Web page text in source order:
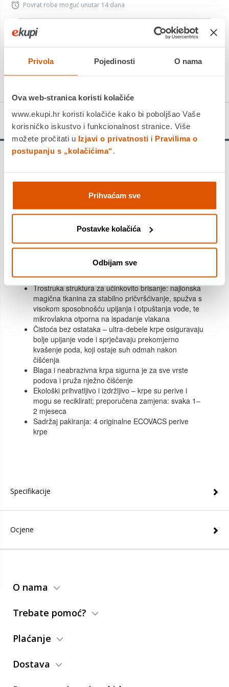
Privola Pojedinosti O nama
Ova web-stranica koristi kolačiće
www.ekupi.hr koristi kolačiće kako bi poboljšao Vaše
korisničko iskustvo i funkcionalnost stranice. Više
možete pročitati u Izjavi o privatnosti i Pravilima o
postupanju s „kolačićima“
Prihvaćam sve
Postavke kolačića
Odbijam sve
Povrat robe moguć unutar 14 dana
PROIZVOD JE NEDOSTUPAN
Detalji proizvoda
ECOVACS DWP040020
DEEBOT Perive Krpe za
Brisanje (Polyester)
Kompatibilno s DEEBOT N30 PRO OMNI /
N30 OMNI
Perive i višekratne krpe za čišćenje – učinkovito
uklanjaju tvrdokorne mrlje
Trostruka struktura za učinkovito brisanje: najlonska
magična tkanina za stabilno pričvršćivanje, spužva s
visokom sposobnošću upijanja i otpuštanja vode, te
mikrovlakna otporna na ispadanje vlakana
Čistoća bez ostataka – ultra-debele krpe osiguravaju
bolje upijanje vode i sprječavaju prekomjerno
kvašenje poda, koji ostaje suh odmah nakon
čišćenja
Blaga i neabrazivna krpa sigurna je za sve vrste
podova i pruža nježno čišćenje
Ekološki prihvatljivo i izdržljivo – krpe su perive i
mogu se reciklirati; preporučena zamjena: svaka 1–
2 mjeseca
Sadržaj pakiranja: 4 originalne ECOVACS perive
krpe
Specifikacije
Ocjene
O nama
Trebate pomoć?
Plaćanje
Dostava